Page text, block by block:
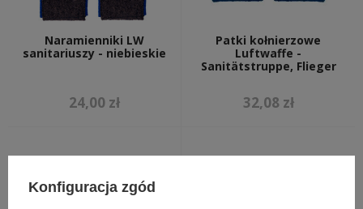
Naramienniki LW
sanitariuszy - niebieskie
24,00 zł
Patki kołnierzowe
Luftwaffe -
Sanitätstruppe, Flieger
32,08 zł
Konfiguracja zgód